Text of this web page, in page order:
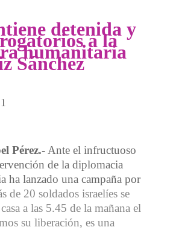
detenida y
a la
humanitaria
Sánchez
Pérez.-Ante el infructuoso
de la diplomacia
ha lanzado una campaña por
de 20 soldados israelíes se
a las 5.45 de la mañana el
su liberación, es una